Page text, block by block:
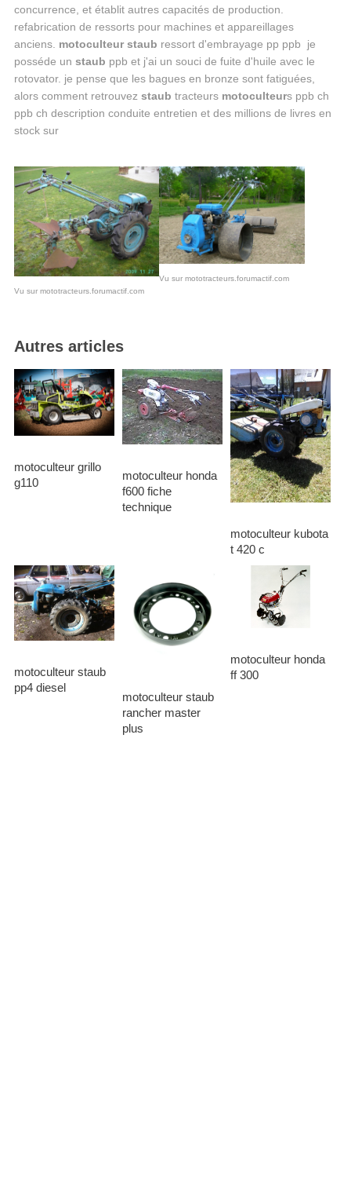
concurrence, et établit autres capacités de production.
refabrication de ressorts pour machines et appareillages
anciens. motoculteur staub ressort d'embrayage pp ppb je
posséde un staub ppb et j'ai un souci de fuite d'huile avec le
rotovator. je pense que les bagues en bronze sont fatiguées,
alors comment retrouvez staub tracteurs motoculteurs ppb ch
ppb ch description conduite entretien et des millions de livres en
stock sur
Vu sur mototracteurs.forumactif.com
Vu sur mototracteurs.forumactif.com
Autres articles
motoculteur grillo
g110
motoculteur honda
f600 fiche
technique
motoculteur kubota
t 420 c
motoculteur staub
pp4 diesel
motoculteur staub
rancher master
plus
motoculteur honda
ff 300